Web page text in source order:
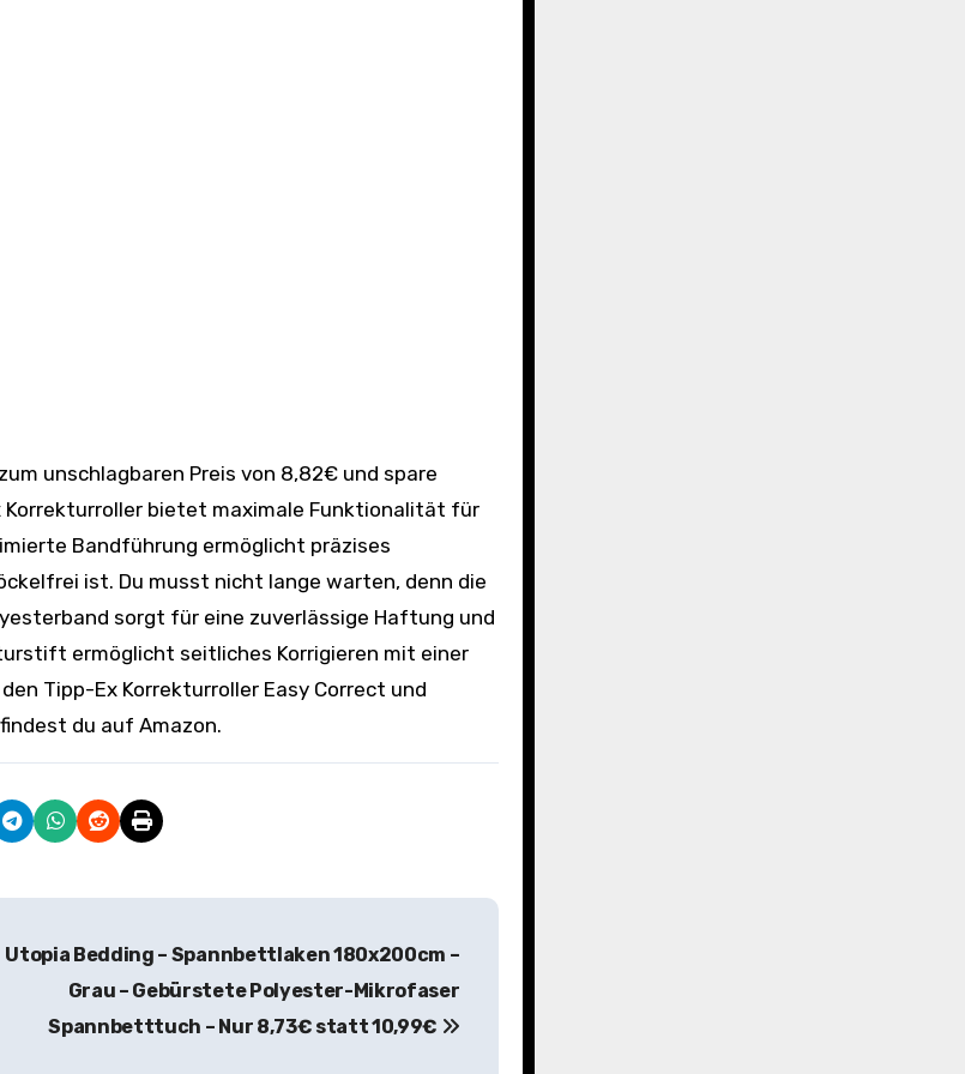
Korrekturroller bietet maximale Funktionalität für
Bandführung ermöglicht präzises
ist. Du musst nicht lange warten, denn die
sorgt für eine zuverlässige Haftung und
ermöglicht seitliches Korrigieren mit einer
Tipp-Ex Korrekturroller Easy Correct und
du auf Amazon.
Utopia Bedding – Spannbettlaken 180x200cm –
Grau – Gebürstete Polyester-Mikrofaser
Spannbetttuch – Nur 8,73€ statt 10,99€